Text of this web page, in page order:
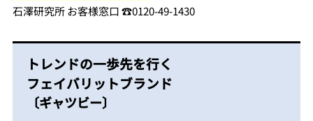
石澤研究所 お客様窓口 ☎︎0120-49-1430
トレンドの一歩先を行く
フェイバリットブランド
〔ギャツビー〕